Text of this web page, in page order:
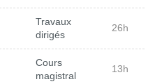
Travaux
dirigés
26h
Cours
magistral
13h